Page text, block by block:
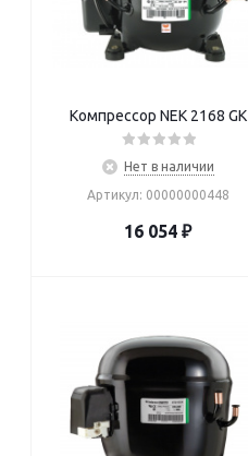
Компрессор NEK 2168 GK
Нет в наличии
Артикул: 00000000448
16 054 ₽